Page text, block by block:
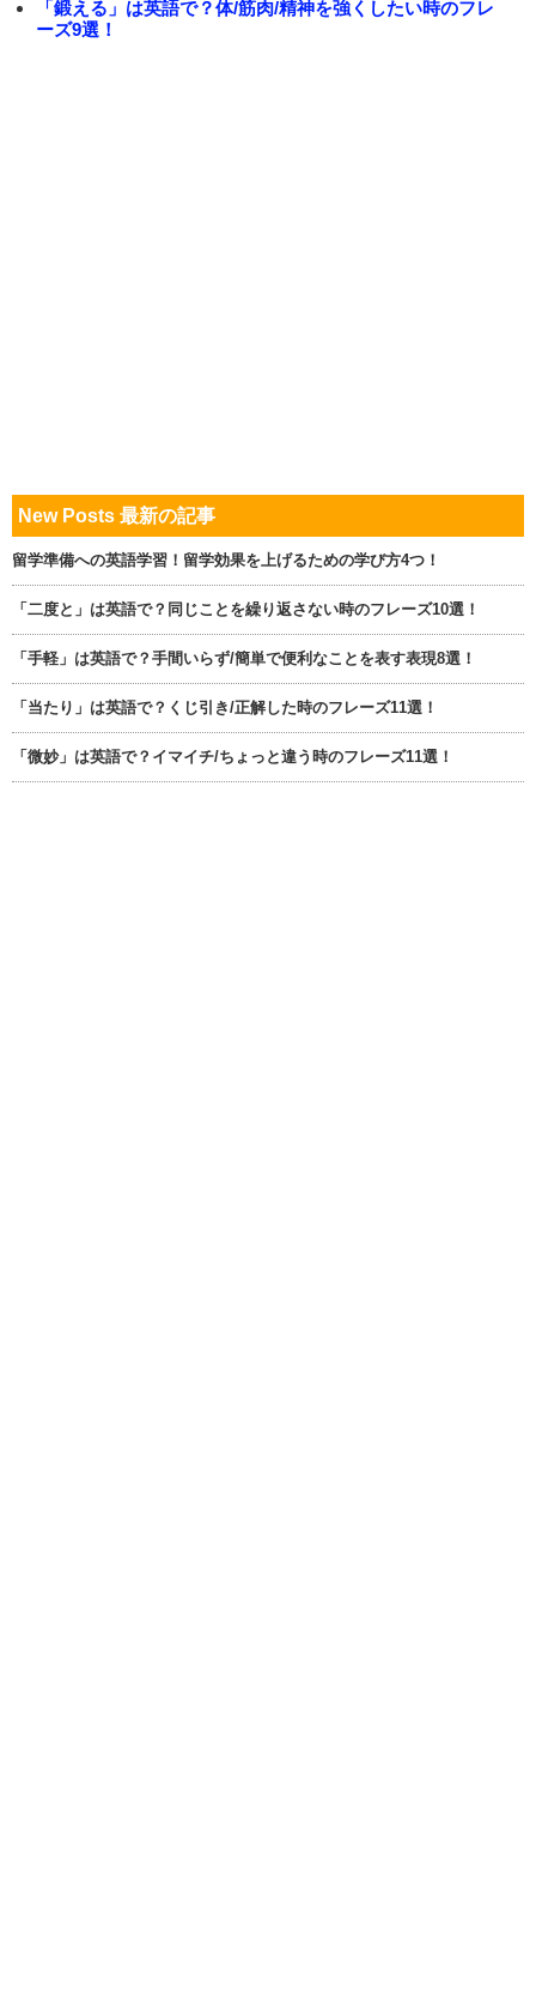
「鍛える」は英語で？体/筋肉/精神を強くしたい時のフレ
ーズ9選！
New Posts 最新の記事
留学準備への英語学習！留学効果を上げるための学び方4つ！
「二度と」は英語で？同じことを繰り返さない時のフレーズ10選！
「手軽」は英語で？手間いらず/簡単で便利なことを表す表現8選！
「当たり」は英語で？くじ引き/正解した時のフレーズ11選！
「微妙」は英語で？イマイチ/ちょっと違う時のフレーズ11選！